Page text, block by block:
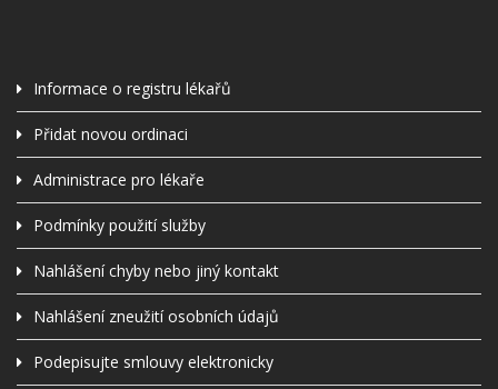
Informace o registru lékařů
Přidat novou ordinaci
Administrace pro lékaře
Podmínky použití služby
Nahlášení chyby nebo jiný kontakt
Nahlášení zneužití osobních údajů
Podepisujte smlouvy elektronicky